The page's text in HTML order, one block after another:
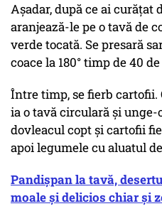
Așadar, după ce ai curățat
aranjează-le pe o tavă de
verde tocată. Se presară
coace la 180° timp de 40
Între timp, se fierb cartofii.
ia o tavă circulară și
dovleacul copt și cartofii
apoi legumele cu aluatul
Pandișpan la tavă,
moale și delicios chiar și